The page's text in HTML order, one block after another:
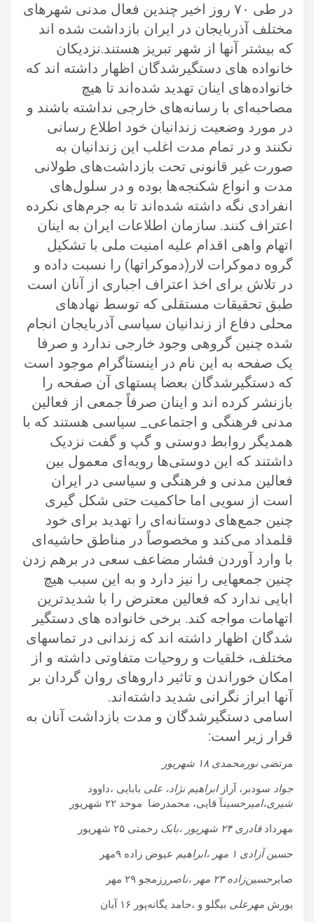
در طی ۷۰ روز اخیر چندین فعال مدنی شهرهای
مختلف آذربایجان در ایران بازداشت شده اند
که بیشتر آنها از شهر تبریز هستند.نزدیکان
خانواده های دستگیرشدگان اظهار داشته اند که
خانواده‌های اینان تهدید شده‌اند تا هیچ
مصاحبه‌ای با رسانه‌های خارجی نداشته باشند و
در مورد وضعیت زندانیان خود اطلاع رسانی
نکنند و در تمام مدت اغلب این زندانیان به
صورت غیر قانونی تحت بازداشت‌های طولانی
مدت و انواع شکنجه‌ها بوده و در سلول‌های
انفرادی نگه داشته شده‌اند تا به جرم‌های نکرده
اعتراف کنند. سازمان اطلاعات ایران به اینان
اتهام واهی اقدام علیه امنیت ملی با تشکیل
گروه دموکرات لار(دموکراتها) را نسبت داده و
در تلاش برای اخذ اعتراف اجباری از آنان است
طبق تحقیقات مستقلی که توسط نهادهای
محلی دفاع از زندانیان سیاسی آذربایجان انجام
شده چنین گروهی وجود خارجی ندارد و صرفا
یک صفحه به این نام در اینستاگرام موجود است
که دستگیرشدگان بعضا پستهای آن صفحه را
بازنشر کرده اند و اینان صرفاً جمعی از فعالین
مدنی فرهنگی و اجتماعی_ سیاسی هستند که با
همدیگر روابط دوستی و گپ و گفت نزدیک
داشتند که این دوستی‌ها رویه‌ای معمول بین
فعالین مدنی و فرهنگی و سیاسی در ایران
است از سویی اما حاکمیت حتی شکل گیری
چنین جمع‌های دوستانه‌ای را تهدید برای خود
قلمداد می‌کند و مخصوصاً در مناطق حاشیه‌ای
با وارد آوردن فشار مضاعف سعی در برهم زدن
چنین جمعهایی را نیز دارد و به این سبب هیچ
ابایی ندارد که فعالین معترض را با شدیدترین
اتهامات مواجه کند. برخی خانواده های دستگیر
شدگان اظهار داشته اند که زندانی در تماسهای
مختلف، خلقیات و روحیات متفاوتی داشته و از
امکان خوراندن و تاثیر داروهای روان گردان بر
آنها ابراز نگرانی شدید داشته‌اند.
اسامی دستگیرشدگان و مدت بازداشت آنان به
قرار زیر است:
مرتضینورمحمدی ۱۸ شهریور
جواد سودبر، آرازابراهیم نژاد، علی بابایی ،داوود
شیری،امیرحسینآ قایی، محمدرضا موحد ۲۲ شهریور
مهردادقادری ۲۴ شهریور ،بابک
رحمتی ۲۵ شهریور
حسینآزادی ۱ مهر ،ابراهیم
عیوض زاده ۹مهر
صابرحسین‌زاده۲۳ مهر ،ناصر رزمجو ۲۹ مهر
یورش مهرعلی بیگلو و ،حامد یگانه‌پور ۱۶ آبان